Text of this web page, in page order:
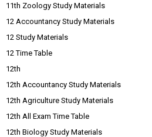
11th Zoology Study Materials
12 Accountancy Study Materials
12 Study Materials
12 Time Table
12th
12th Accountancy Study Materials
12th Agriculture Study Materials
12th All Exam Time Table
12th Biology Study Materials